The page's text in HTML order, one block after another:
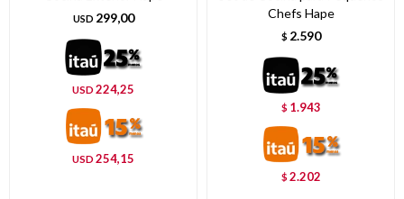
USD 299,00
USD 224,25
USD 254,15
Chefs Hape
$ 2.590
$ 1.943
$2.202